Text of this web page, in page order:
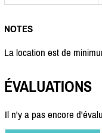
NOTES
La location est de
ÉVALUATIONS
Il n'y a pas encore